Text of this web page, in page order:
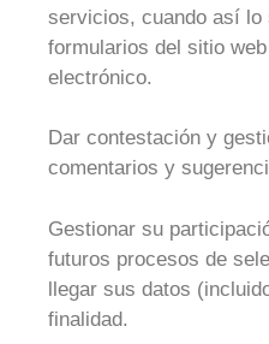
servicios, cuando así
formularios del sitio
electrónico.
Dar contestación y
comentarios y
Gestionar su
futuros procesos de
llegar sus datos
finalidad.